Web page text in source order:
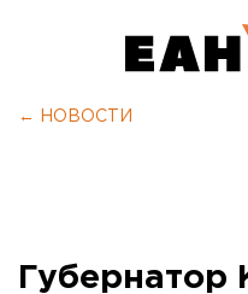
← НОВОСТИ
Губернатор